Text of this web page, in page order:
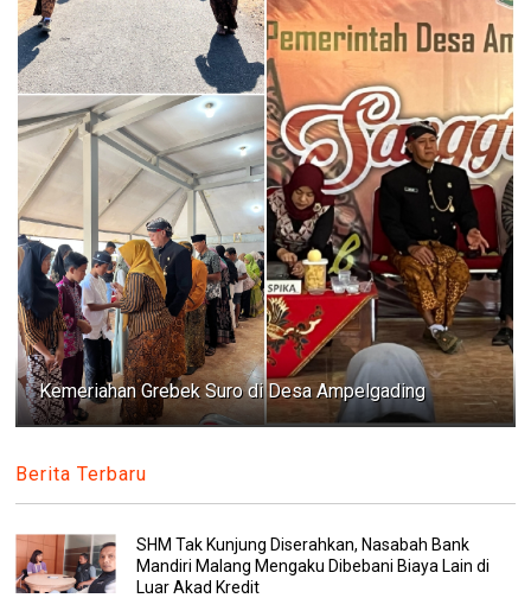
Kemeriahan Grebek Suro di Desa Ampelgading
Berita Terbaru
SHM Tak Kunjung Diserahkan, Nasabah Bank
Mandiri Malang Mengaku Dibebani Biaya Lain di
Luar Akad Kredit